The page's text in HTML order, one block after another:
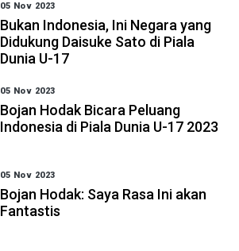
05 Nov 2023
Bukan Indonesia, Ini Negara yang
Didukung Daisuke Sato di Piala
Dunia U-17
05 Nov 2023
Bojan Hodak Bicara Peluang
Indonesia di Piala Dunia U-17 2023
05 Nov 2023
Bojan Hodak: Saya Rasa Ini akan
Fantastis